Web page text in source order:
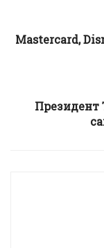
Mastercard,
Президент